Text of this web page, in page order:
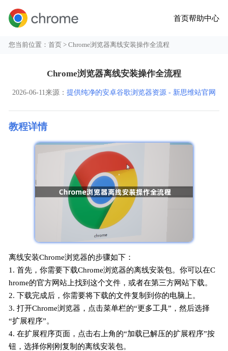
首页帮助中心
您当前位置：首页 > Chrome浏览器离线安装操作全流程
Chrome浏览器离线安装操作全流程
2026-06-11来源： 提供纯净的安卓谷歌浏览器资源 - 新思维站官网
教程详情
离线安装Chrome浏览器的步骤如下：
1. 首先，你需要下载Chrome浏览器的离线安装包。你可以在C
hrome的官方网站上找到这个文件，或者在第三方网站下载。
2. 下载完成后，你需要将下载的文件复制到你的电脑上。
3. 打开Chrome浏览器，点击菜单栏的“更多工具”，然后选择
“扩展程序”。
4. 在扩展程序页面，点击右上角的“加载已解压的扩展程序”按
钮，选择你刚刚复制的离线安装包。